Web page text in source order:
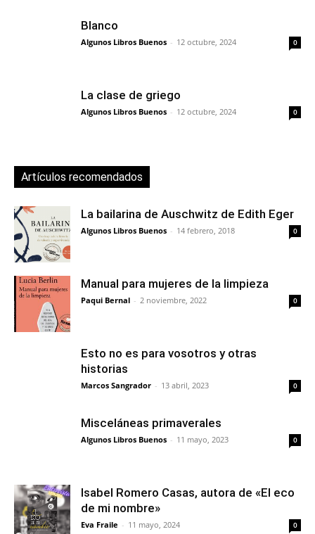
Blanco
Algunos Libros Buenos - 12 octubre, 2024 0
La clase de griego
Algunos Libros Buenos - 12 octubre, 2024 0
Artículos recomendados
La bailarina de Auschwitz de Edith Eger
Algunos Libros Buenos - 14 febrero, 2018 0
Manual para mujeres de la limpieza
Paqui Bernal - 2 noviembre, 2022 0
Esto no es para vosotros y otras
historias
Marcos Sangrador - 13 abril, 2023 0
Misceláneas primaverales
Algunos Libros Buenos - 11 mayo, 2023 0
Isabel Romero Casas, autora de «El eco
de mi nombre»
Eva Fraile - 11 mayo, 2024 0